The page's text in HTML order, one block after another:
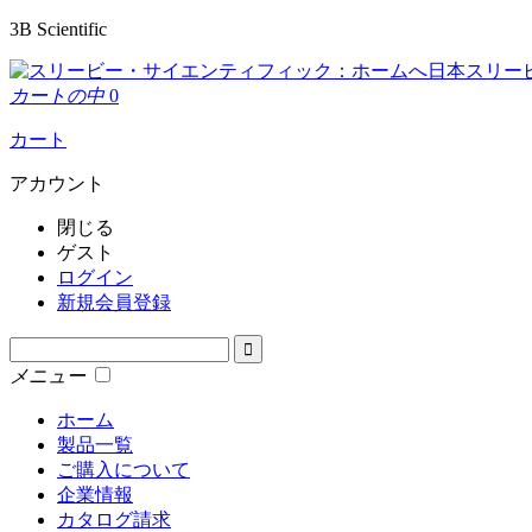
3B Scientific
日本スリー
カートの中 0
カート
アカウント
閉じる
ゲスト
ログイン
新規会員登録
メニュー
ホーム
製品一覧
ご購入について
企業情報
カタログ請求